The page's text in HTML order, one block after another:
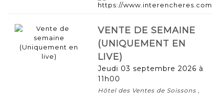
VENTE DE SEMAINE
(UNIQUEMENT EN
LIVE)
jeudi 03 septembre 2026 à
11h00
Hôtel des Ventes de Soissons ,